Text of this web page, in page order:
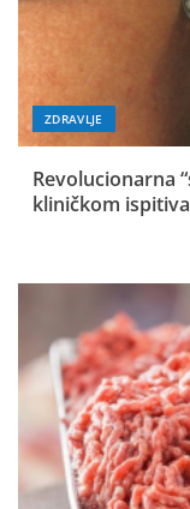
ZDRAVLJE
Revolucionarna
kliničkom